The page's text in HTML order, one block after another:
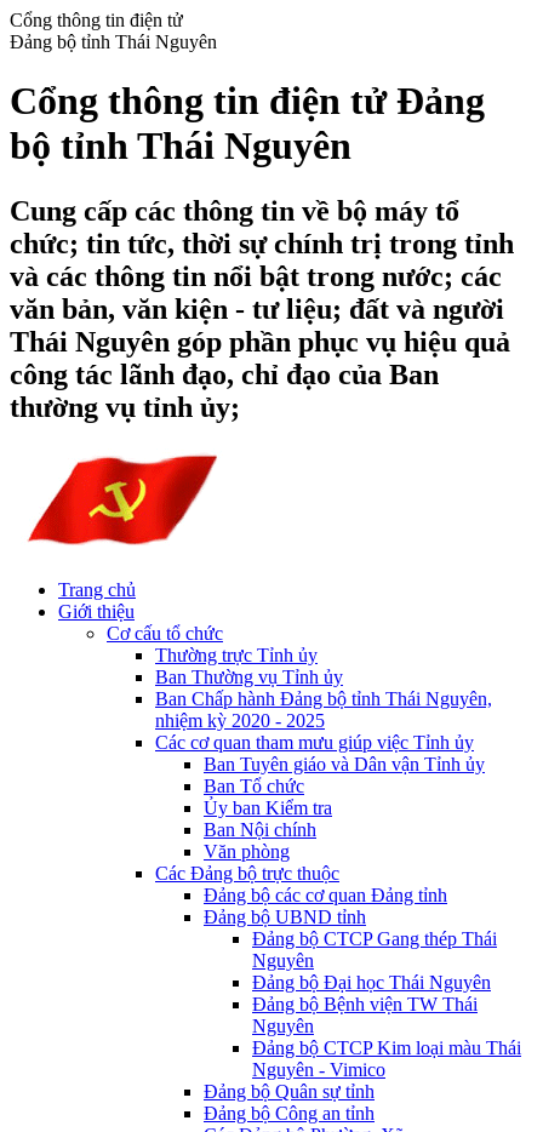
Cổng thông tin điện tử
Đảng bộ tỉnh Thái Nguyên
Cổng thông tin điện tử Đảng
bộ tỉnh Thái Nguyên
Cung cấp các thông tin về bộ máy tổ
chức; tin tức, thời sự chính trị trong tỉnh
và các thông tin nổi bật trong nước; các
văn bản, văn kiện - tư liệu; đất và người
Thái Nguyên góp phần phục vụ hiệu quả
công tác lãnh đạo, chỉ đạo của Ban
thường vụ tỉnh ủy;
Trang chủ
Giới thiệu
Cơ cấu tổ chức
Thường trực Tỉnh ủy
Ban Thường vụ Tỉnh ủy
Ban Chấp hành Đảng bộ tỉnh Thái Nguyên,
nhiệm kỳ 2020 - 2025
Các cơ quan tham mưu giúp việc Tỉnh ủy
Ban Tuyên giáo và Dân vận Tỉnh ủy
Ban Tổ chức
Ủy ban Kiểm tra
Ban Nội chính
Văn phòng
Các Đảng bộ trực thuộc
Đảng bộ các cơ quan Đảng tỉnh
Đảng bộ UBND tỉnh
Đảng bộ CTCP Gang thép Thái
Nguyên
Đảng bộ Đại học Thái Nguyên
Đảng bộ Bệnh viện TW Thái
Nguyên
Đảng bộ CTCP Kim loại màu Thái
Nguyên - Vimico
Đảng bộ Quân sự tỉnh
Đảng bộ Công an tỉnh